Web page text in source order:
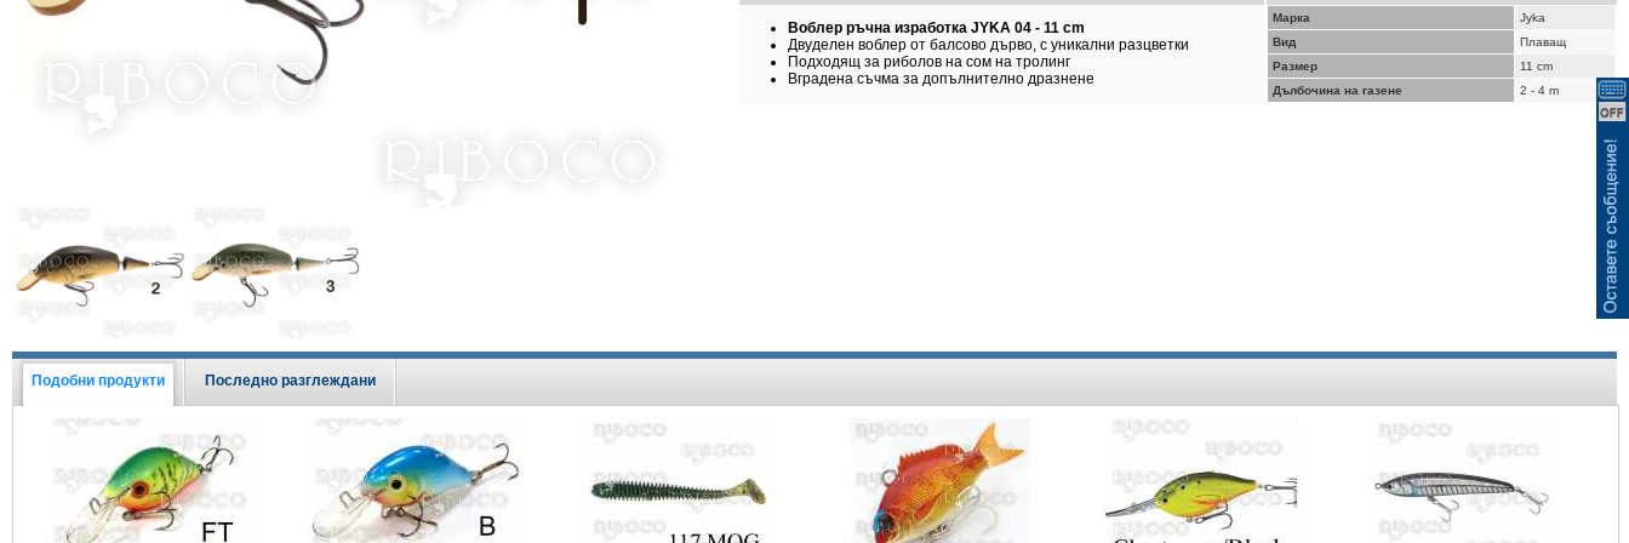
Виж всички Промоции
Воблер ръчна изработка JYKA 04 - 11 cm
Двуделен воблер от балсово дърво, с уникални разцветки
Подходящ за риболов на сом на тролинг
Вградена съчма за допълнително дразнене
Марка
Jyka
Вид
Плаващ
Размер
11 cm
Дълбочина на газене
2 - 4 m
Подобни продукти Последно разглеждани